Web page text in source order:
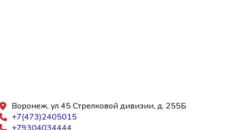
Воронеж, ул 45 Стрелковой дивизии, д. 255Б
+7(473)2405015